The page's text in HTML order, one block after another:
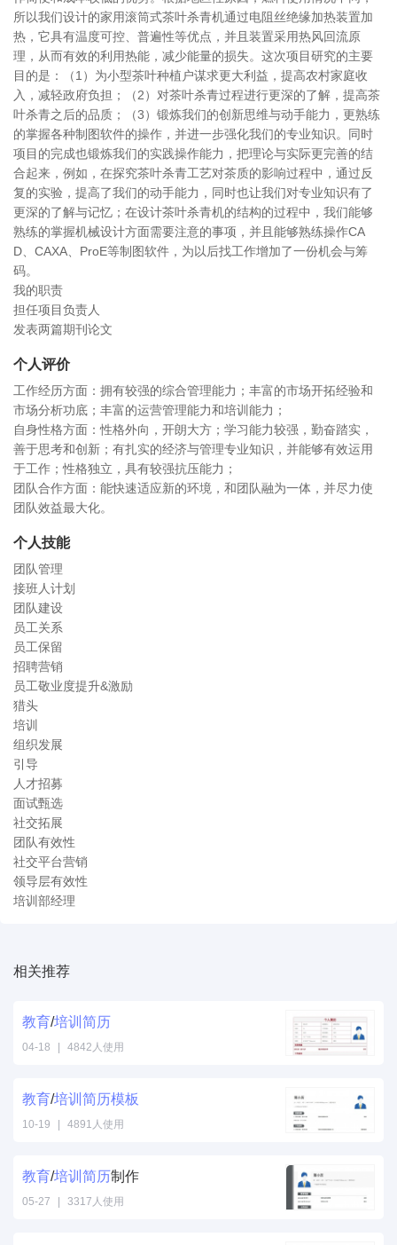
所以我们设计的家用滚筒式茶叶杀青机通过电阻丝绝缘加热装置加
热，它具有温度可控、普遍性等优点，并且装置采用热风回流原
理，从而有效的利用热能，减少能量的损失。这次项目研究的主要
目的是：（1）为小型茶叶种植户谋求更大利益，提高农村家庭收
入，减轻政府负担；（2）对茶叶杀青过程进行更深的了解，提高茶
叶杀青之后的品质；（3）锻炼我们的创新思维与动手能力，更熟练
的掌握各种制图软件的操作，并进一步强化我们的专业知识。同时
项目的完成也锻炼我们的实践操作能力，把理论与实际更完善的结
合起来，例如，在探究茶叶杀青工艺对茶质的影响过程中，通过反
复的实验，提高了我们的动手能力，同时也让我们对专业知识有了
更深的了解与记忆；在设计茶叶杀青机的结构的过程中，我们能够
熟练的掌握机械设计方面需要注意的事项，并且能够熟练操作CA
D、CAXA、ProE等制图软件，为以后找工作增加了一份机会与筹
码。
我的职责
担任项目负责人
发表两篇期刊论文
个人评价
工作经历方面：拥有较强的综合管理能力；丰富的市场开拓经验和
市场分析功底；丰富的运营管理能力和培训能力；
自身性格方面：性格外向，开朗大方；学习能力较强，勤奋踏实，
善于思考和创新；有扎实的经济与管理专业知识，并能够有效运用
于工作；性格独立，具有较强抗压能力；
团队合作方面：能快速适应新的环境，和团队融为一体，并尽力使
团队效益最大化。
个人技能
团队管理
接班人计划
团队建设
员工关系
员工保留
招聘营销
员工敬业度提升&激励
猎头
培训
组织发展
引导
人才招募
面试甄选
社交拓展
团队有效性
社交平台营销
领导层有效性
培训部经理
相关推荐
教育/培训 简历
04-18 4842人使用
教育/培训 简历模板
10-19 4891人使用
教育/培训 简历制作
05-27 3317人使用